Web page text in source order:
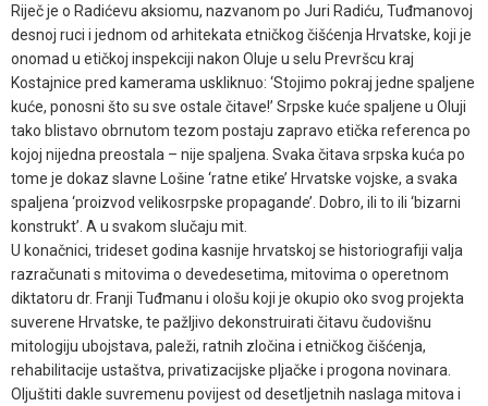
Riječ je o Radićevu aksiomu, nazvanom po Juri Radiću, Tuđmanovoj
desnoj ruci i jednom od arhitekata etničkog čišćenja Hrvatske, koji je
onomad u etičkoj inspekciji nakon Oluje u selu Prevršcu kraj
Kostajnice pred kamerama uskliknuo: ‘Stojimo pokraj jedne spaljene
kuće, ponosni što su sve ostale čitave!’ Srpske kuće spaljene u Oluji
tako blistavo obrnutom tezom postaju zapravo etička referenca po
kojoj nijedna preostala – nije spaljena. Svaka čitava srpska kuća po
tome je dokaz slavne Lošine ‘ratne etike’ Hrvatske vojske, a svaka
spaljena ‘proizvod velikosrpske propagande’. Dobro, ili to ili ‘bizarni
konstrukt’. A u svakom slučaju mit.
U konačnici, trideset godina kasnije hrvatskoj se historiografiji valja
razračunati s mitovima o devedesetima, mitovima o operetnom
diktatoru dr. Franji Tuđmanu i ološu koji je okupio oko svog projekta
suverene Hrvatske, te pažljivo dekonstruirati čitavu čudovišnu
mitologiju ubojstava, paleži, ratnih zločina i etničkog čišćenja,
rehabilitacije ustaštva, privatizacijske pljačke i progona novinara.
Oljuštiti dakle suvremenu povijest od desetljetnih naslaga mitova i